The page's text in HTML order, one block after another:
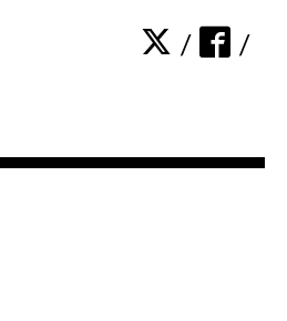
/ /